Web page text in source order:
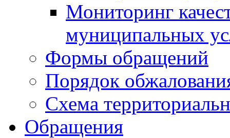
Мониторинг
муниципальных
Формы обращений
Порядок
Схема
Обращения